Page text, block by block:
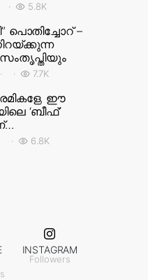
5.8K
പൊതിച്ചോറ് –
7.7K
ഈ
‘ബീഫ്’
6.8K
INSTAGRAM
Followers